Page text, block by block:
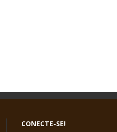
CONECTE-SE!